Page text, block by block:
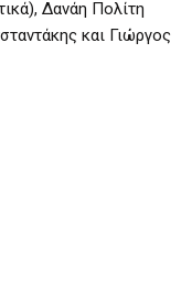
Δανάη Πολίτη
και Γιώργος